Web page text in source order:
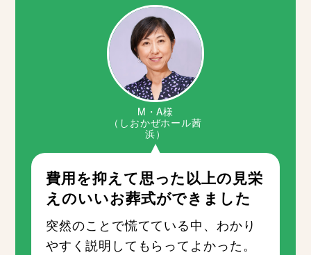
M・A様
（しおかぜホール茜
浜）
費用を抑えて思った以上の見栄
えのいいお葬式ができました
突然のことで慌てている中、わかり
やすく説明してもらってよかった。